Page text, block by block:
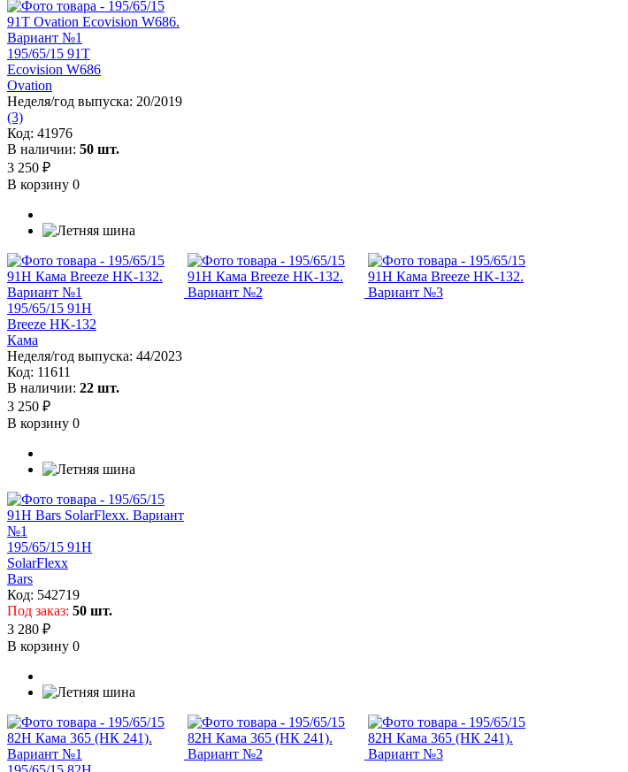
195/65/15 91T
Ecovision W686
Ovation
Неделя/год выпуска: 20/2019
(3)
Код: 41976
В наличии: 50 шт.
3 250 ₽
В корзину 0
195/65/15 91H
Breeze HK-132
Кама
Неделя/год выпуска: 44/2023
Код: 11611
В наличии: 22 шт.
3 250 ₽
В корзину 0
195/65/15 91H
SolarFlexx
Bars
Код: 542719
Под заказ: 50 шт.
3 280 ₽
В корзину 0